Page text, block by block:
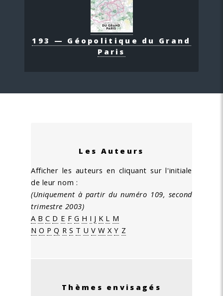
193 — Géopolitique du Grand
Paris
Les Auteurs
Afficher les auteurs en cliquant sur l'initiale
de leur nom :
(Uniquement à partir du numéro 109, second
trimestre 2003)
A B C D E F G H I J K L M
N O P Q R S T U V W X Y Z
Thèmes envisagés